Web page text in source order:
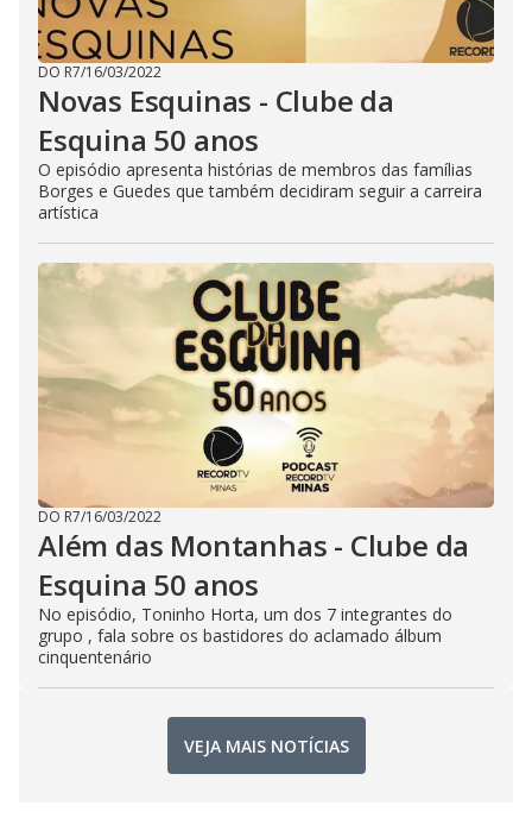
DO R7/16/03/2022
Novas Esquinas - Clube da
Esquina 50 anos
O episódio apresenta histórias de membros das famílias
Borges e Guedes que também decidiram seguir a carreira
artística
DO R7/16/03/2022
Além das Montanhas - Clube da
Esquina 50 anos
No episódio, Toninho Horta, um dos 7 integrantes do
grupo , fala sobre os bastidores do aclamado álbum
cinquentenário
VEJA MAIS NOTÍCIAS